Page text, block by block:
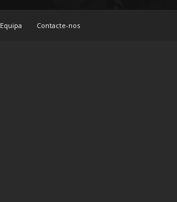
Equipa Contacte-nos